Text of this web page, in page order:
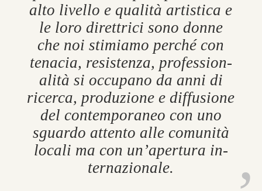
alto liv­ello e qualità artist­ica e
le loro direttrici sono donne
che noi stimiamo perché con
ten­acia, res­istenza, pro­fes­sion­
alità si oc­cu­pano da anni di
ricerca, produzione e dif­fu­sione
del con­tem­por­aneo con uno
sguardo at­tento alle comunità
loc­ali ma con un’aper­tura in­
ternazionale.